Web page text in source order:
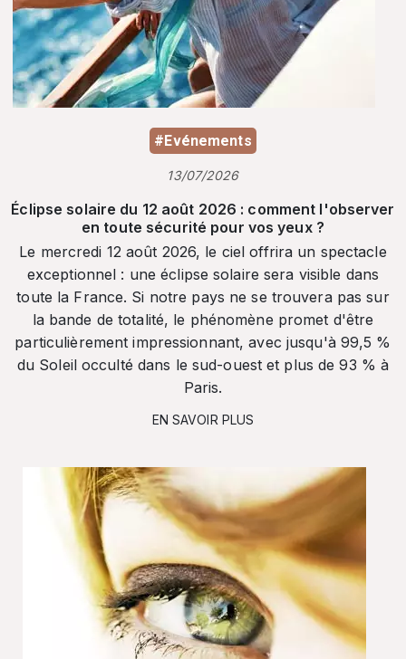
#Evénements
13/07/2026
Éclipse solaire du 12 août 2026 : comment l'observer
en toute sécurité pour vos yeux ?
Le mercredi 12 août 2026, le ciel offrira un spectacle
exceptionnel : une éclipse solaire sera visible dans
toute la France. Si notre pays ne se trouvera pas sur
la bande de totalité, le phénomène promet d'être
particulièrement impressionnant, avec jusqu'à 99,5 %
du Soleil occulté dans le sud-ouest et plus de 93 % à
Paris.
EN SAVOIR PLUS